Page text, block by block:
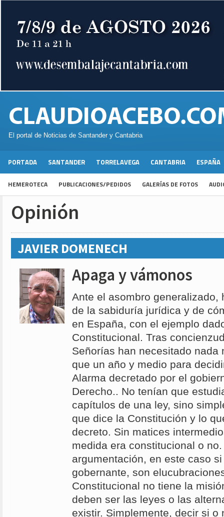
El portal de Noticias de Santander y Cantabria
PORTADA SANTANDER TORRELAVEGA CANTABRIA ESPAÑA
HEMEROTECA PUBLICACIONES/PEDIDOS GALERÍAS DE FOTOS
Opinión
JAVIER DOMENECH
Apaga y vámonos
Ante el asombro generalizado,
de la sabiduría jurídica y de
en España, con el ejemplo
Constitucional. Tras
Señorías han necesitado nada
que un año y medio para
Alarma decretado por el
Derecho.. No tenían que
capítulos de una ley, sino
que dice la Constitución y lo
decreto. Sin matices
medida era constitucional o
argumentación, en este caso
gobernante, son
Constitucional no tiene la
deben ser las leyes o las
existir. Simplemente, decir si o